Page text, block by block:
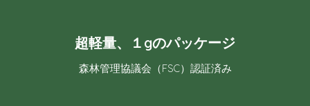
超軽量、１gのパッケージ
森林管理協議会（FSC）認証済み